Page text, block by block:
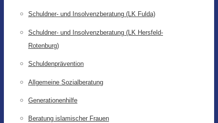
Schuldner- und Insolvenzberatung (LK Fulda)
Schuldner- und Insolvenzberatung (LK Hersfeld-
Rotenburg)
Schuldenprävention
Allgemeine Sozialberatung
Generationenhilfe
Beratung islamischer Frauen